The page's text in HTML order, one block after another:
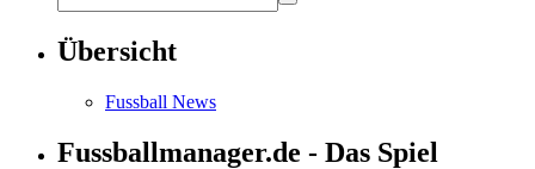
Übersicht
Fussball News
Fussballmanager.de - Das Spiel